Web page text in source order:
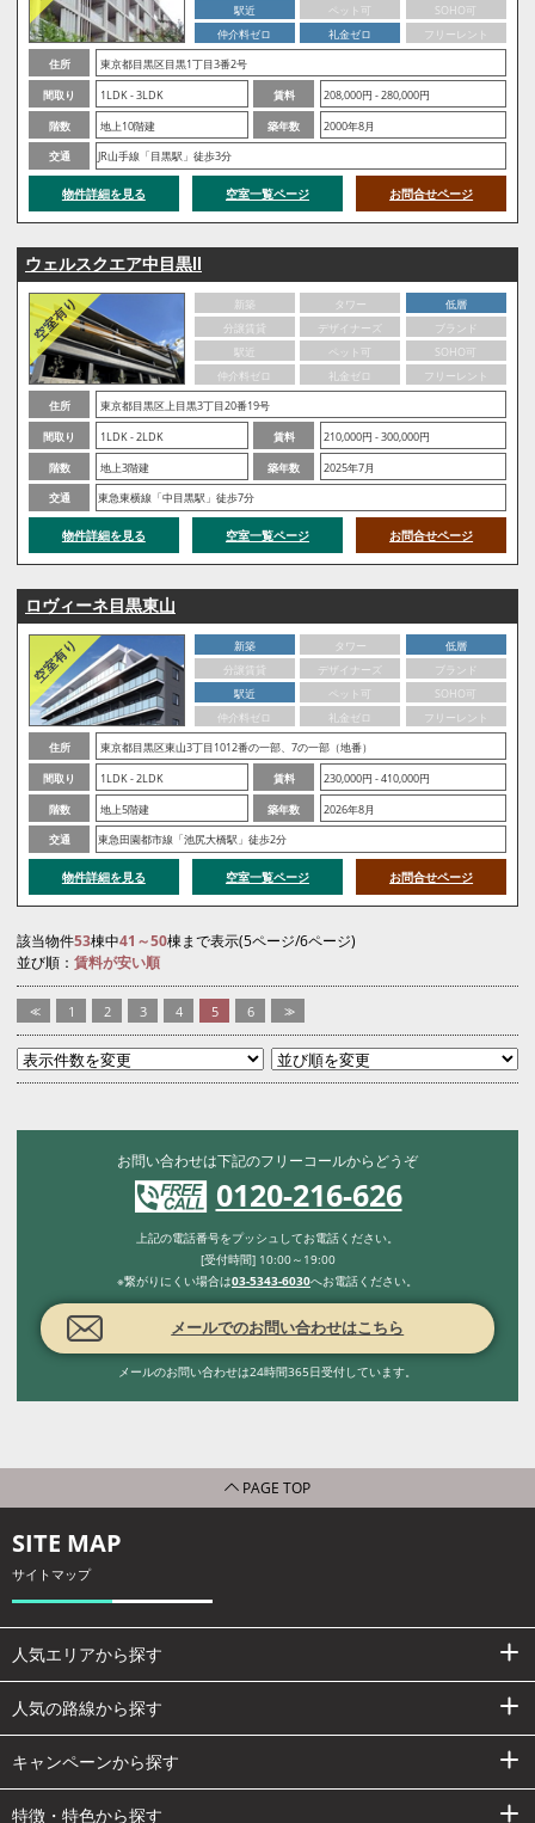
駅近
ペット可
SOHO可
仲介料ゼロ
礼金ゼロ
フリーレント
住所
東京都目黒区目黒1丁目3番2号
間取り
1LDK - 3LDK 賃料
208,000円 - 280,000円
階数
地上10階建 築年数
2000年8月
交通
JR山手線「目黒駅」徒歩3分
物件詳細を見る 空室一覧ページ お問合せページ
ウェルスクエア中目黒Ⅱ
新築 タワー
低層
分譲賃貸
デザイナーズ
ブランド
駅近
ペット可
SOHO可
仲介料ゼロ
礼金ゼロ
フリーレント
住所
東京都目黒区上目黒3丁目20番19号
間取り
1LDK - 2LDK 賃料
210,000円 - 300,000円
階数
地上3階建 築年数
2025年7月
交通
東急東横線「中目黒駅」徒歩7分
物件詳細を見る 空室一覧ページ お問合せページ
ロヴィーネ目黒東山
新築 タワー
低層
分譲賃貸
デザイナーズ
ブランド
駅近
ペット可
SOHO可
仲介料ゼロ
礼金ゼロ
フリーレント
住所
東京都目黒区東山3丁目1012番の一部、7の一部（地番）
間取り
1LDK - 2LDK 賃料
230,000円 - 410,000円
階数
地上5階建 築年数
2026年8月
交通
東急田園都市線「池尻大橋駅」徒歩2分
物件詳細を見る 空室一覧ページ お問合せページ
該当物件53棟中41～50棟まで表示(5ページ/6ページ)
並び順： 賃料が安い順
<< 1 2 3 4 5 6 >>
お問い合わせは下記のフリーコールからどうぞ
0120-216-626
上記の電話番号をプッシュしてお電話ください。
[受付時間] 10:00～19:00
※繋がりにくい場合は03-5343-6030へお電話ください。
メールでのお問い合わせはこちら
メールのお問い合わせは24時間365日受付しています。
PAGE TOP
SITE MAP
サイトマップ
人気エリアから探す
人気の路線から探す
キャンペーンから探す
特徴・特色から探す